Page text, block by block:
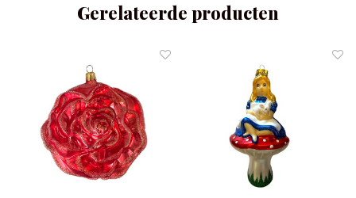
Gerelateerde producten